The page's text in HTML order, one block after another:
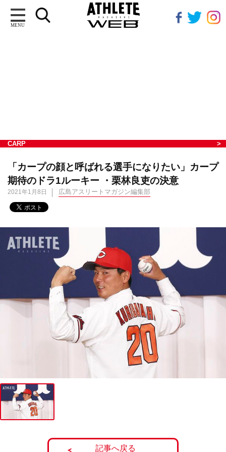
MENU
CARP
「カープの顔と呼ばれる選手になりたい」カープ
期待のドラ1ルーキー ・栗林良吏の決意
2021年1月8日 広島アスリートマガジン編集部
記事へ戻る